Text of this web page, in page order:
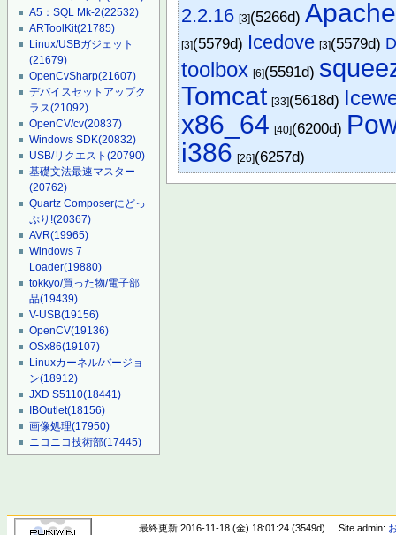
A5：SQL Mk-2(22532)
ARToolKit(21785)
Linux/USBガジェット
(21679)
OpenCvSharp(21607)
デバイスセットアップク
ラス(21092)
OpenCV/cv(20837)
Windows SDK(20832)
USB/リクエスト(20790)
基礎文法最速マスター
(20762)
Quartz Composerにどっ
ぷり!(20367)
AVR(19965)
Windows 7
Loader(19880)
tokkyo/買った物/電子部
品(19439)
V-USB(19156)
OpenCV(19136)
OSx86(19107)
Linuxカーネル/バージョ
ン(18912)
JXD S5110(18441)
IBOutlet(18156)
画像処理(17950)
ニコニコ技術部(17445)
2.2.16 [3](5266d)Apache
[3](5579d) Icedove [3](5579d)
toolbox [6](5591d)
Tomcat [33](5618d)
x86_64 [40](6200d)
i386 [26](6257d)
最終更新:2016-11-18 (金) 18:01:24 (3549d) Site admin: